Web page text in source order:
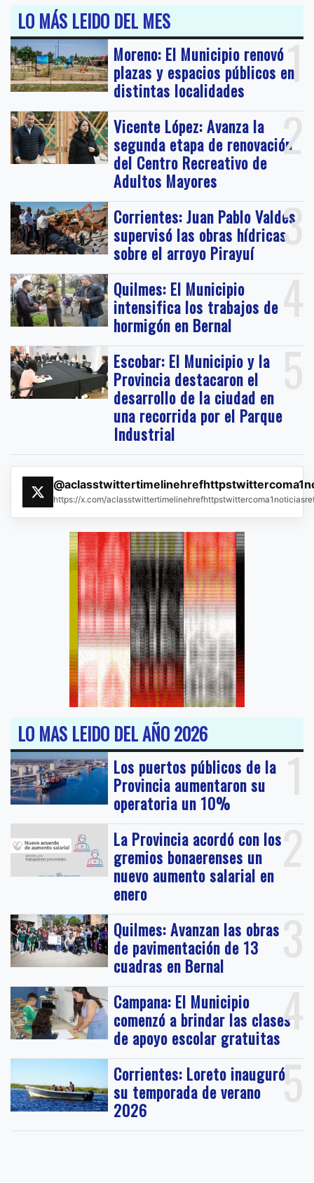
LO MÁS LEIDO DEL MES
1
Moreno: El Municipio renovó
plazas y espacios públicos en
distintas localidades
2
Vicente López: Avanza la
segunda etapa de renovación
del Centro Recreativo de
Adultos Mayores
3
Corrientes: Juan Pablo Valdés
supervisó las obras hídricas
sobre el arroyo Pirayuí
4
Quilmes: El Municipio
intensifica los trabajos de
hormigón en Bernal
5
Escobar: El Municipio y la
Provincia destacaron el
desarrollo de la ciudad en
una recorrida por el Parque
Industrial
https://x.com/
LO MAS LEIDO DEL AÑO 2026
1
Los puertos públicos de la
Provincia aumentaron su
operatoria un 10%
2
La Provincia acordó con los
gremios bonaerenses un
nuevo aumento salarial en
enero
3
Quilmes: Avanzan las obras
de pavimentación de 13
cuadras en Bernal
4
Campana: El Municipio
comenzó a brindar las clases
de apoyo escolar gratuitas
5
Corrientes: Loreto inauguró
su temporada de verano
2026